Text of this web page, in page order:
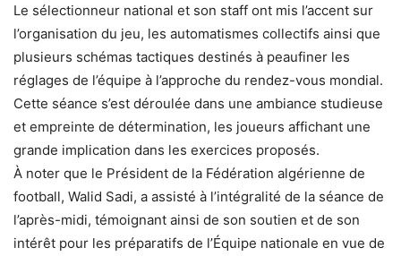
Le sélectionneur national et son staff ont mis l’accent sur
l’organisation du jeu, les automatismes collectifs ainsi que
plusieurs schémas tactiques destinés à peaufiner les
réglages de l’équipe à l’approche du rendez-vous mondial.
Cette séance s’est déroulée dans une ambiance studieuse
et empreinte de détermination, les joueurs affichant une
grande implication dans les exercices proposés.
À noter que le Président de la Fédération algérienne de
football, Walid Sadi, a assisté à l’intégralité de la séance de
l’après-midi, témoignant ainsi de son soutien et de son
intérêt pour les préparatifs de l’Équipe nationale en vue de